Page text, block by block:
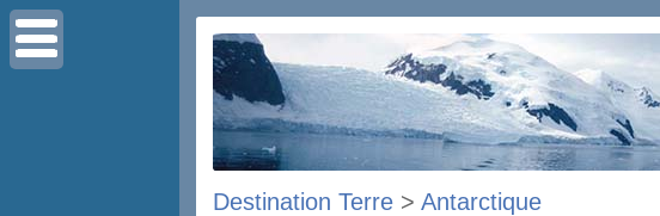
Destination Terre > Antarctique